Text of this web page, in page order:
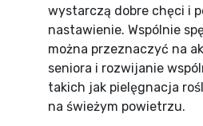
wystarczą dobre chęci i
nastawienie. Wspólnie
można przeznaczyć na
seniora i rozwijanie
takich jak pielęgnacja
na świeżym powietrzu.